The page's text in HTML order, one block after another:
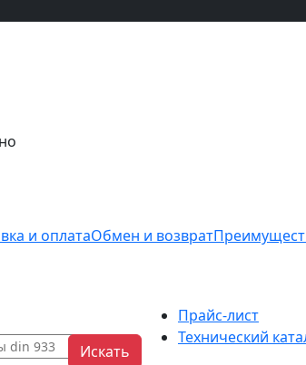
и оплатаОбмен и возврат
Искать
Прайс-лист
Технический